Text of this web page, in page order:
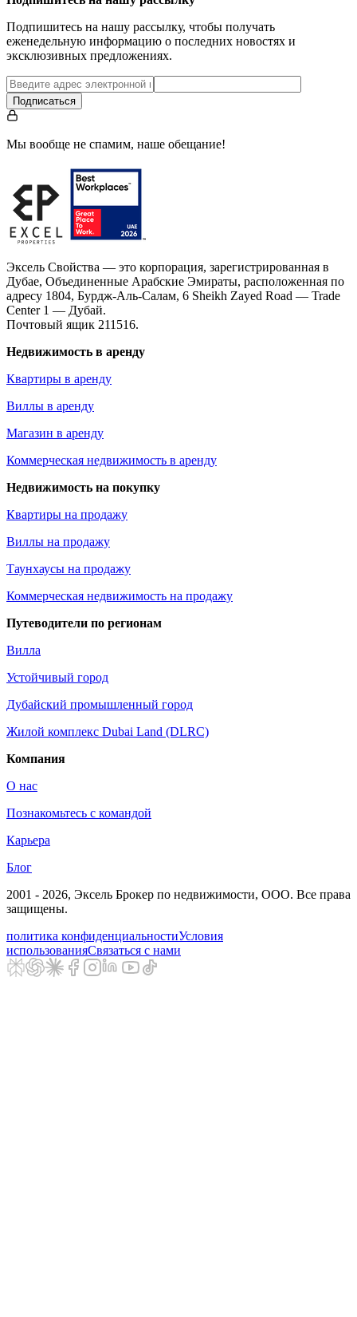
Подпишитесь на нашу рассылку, чтобы получать
еженедельную информацию о последних новостях и
эксклюзивных предложениях.
Подписаться
Мы вообще не спамим, наше обещание!
Эксель Свойства — это корпорация, зарегистрированная в
Дубае, Объединенные Арабские Эмираты, расположенная по
адресу 1804, Бурдж-Аль-Салам, 6 Sheikh Zayed Road — Trade
Center 1 — Дубай.
Почтовый ящик 211516.
Недвижимость в аренду
Квартиры в аренду
Виллы в аренду
Магазин в аренду
Коммерческая недвижимость в аренду
Недвижимость на покупку
Квартиры на продажу
Виллы на продажу
Таунхаусы на продажу
Коммерческая недвижимость на продажу
Путеводители по регионам
Вилла
Устойчивый город
Дубайский промышленный город
Жилой комплекс Dubai Land (DLRC)
Компания
О нас
Познакомьтесь с командой
Карьера
Блог
2001 - 2026, Эксель Брокер по недвижимости, ООО. Все права
защищены.
политика конфиденциальностиУсловия
использованияСвязаться с нами